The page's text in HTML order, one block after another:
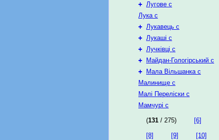
+ Лугове с
Лука с
+ Лукавець с
+ Лукаші с
+ Лучківці с
+
Майдан-Гологірський с
+
Мала Вільшанка с
Малинище с
Малі Переліски с
Мамчурі с
(131 / 275) [6]
[8] [9] [10]